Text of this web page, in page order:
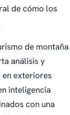
de cómo los
de montaña
análisis y
en exteriores
inteligencia
con una